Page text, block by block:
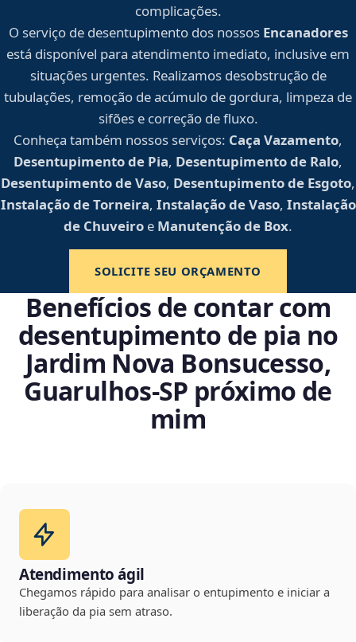
complicações.
O serviço de desentupimento dos nossos Encanadores
está disponível para atendimento imediato, inclusive em
situações urgentes. Realizamos desobstrução de
tubulações, remoção de acúmulo de gordura, limpeza de
sifões e correção de fluxo.
Conheça também nossos serviços: Caça Vazamento,
Desentupimento de Pia, Desentupimento de Ralo,
Desentupimento de Vaso, Desentupimento de Esgoto,
Instalação de Torneira, Instalação de Vaso, Instalação
de Chuveiro e Manutenção de Box.
SOLICITE SEU ORÇAMENTO
Benefícios de contar com
desentupimento de pia no
Jardim Nova Bonsucesso,
Guarulhos‑SP próximo de
mim
Atendimento ágil
Chegamos rápido para analisar o entupimento e iniciar a
liberação da pia sem atraso.